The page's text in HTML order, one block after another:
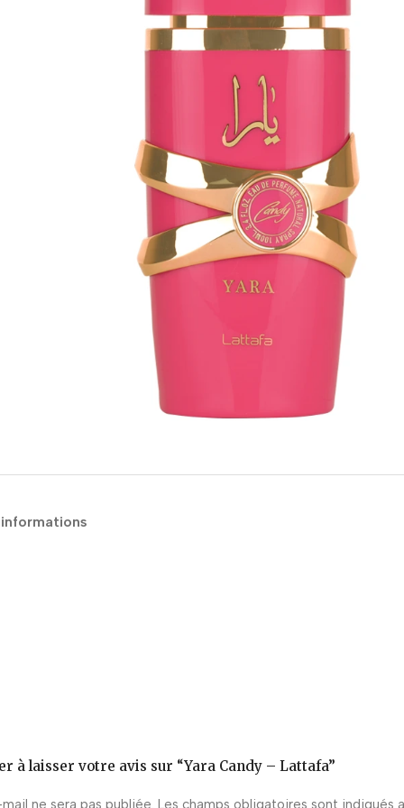
à laisser votre avis sur “Yara Candy – Lattafa”
ne sera pas publiée. Les champs obligatoires sont indiqués